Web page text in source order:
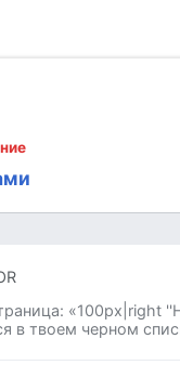
«100px|right
в твоем черном